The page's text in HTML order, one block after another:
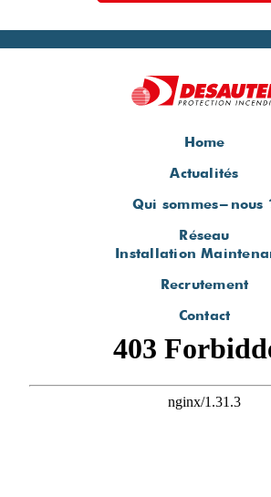
Home
Actualités
Qui sommes-nous
Réseau
Installation
Recrutement
Contact